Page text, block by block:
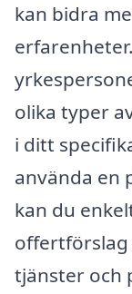
kan bidra
olika typer
i ditt
använda en
kan du
offertförslag
tjänster och